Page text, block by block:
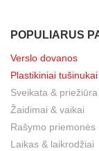
POPULIARUS
Verslo dovanos
Plastikiniai tušinukai
Sveikata & priežiūra
Žaidimai & vaikai
Rašymo priemonės
Laikas & laikrodžiai